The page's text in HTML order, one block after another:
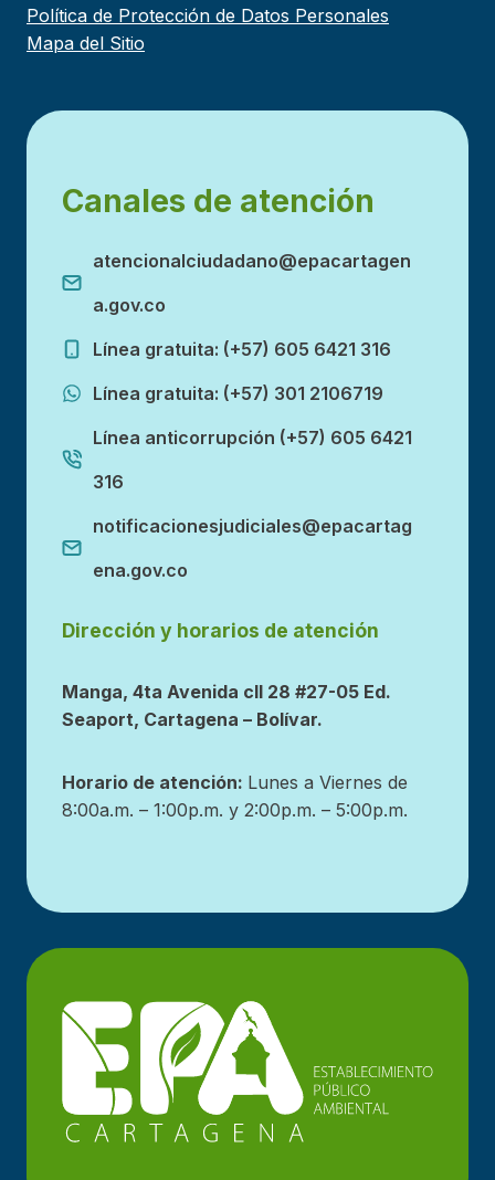
Política de Protección de Datos Personales
Mapa del Sitio
Canales de atención
atencionalciudadano@epacartagen
a.gov.co
Línea gratuita: (+57) 605 6421 316
Línea gratuita: (+57) 301 2106719
Línea anticorrupción (+57) 605 6421
316
notificacionesjudiciales@epacartag
ena.gov.co
Dirección y horarios de atención
Manga, 4ta Avenida cll 28 #27-05 Ed.
Seaport, Cartagena – Bolívar.
Horario de atención: Lunes a Viernes de
8:00a.m. – 1:00p.m. y 2:00p.m. – 5:00p.m.